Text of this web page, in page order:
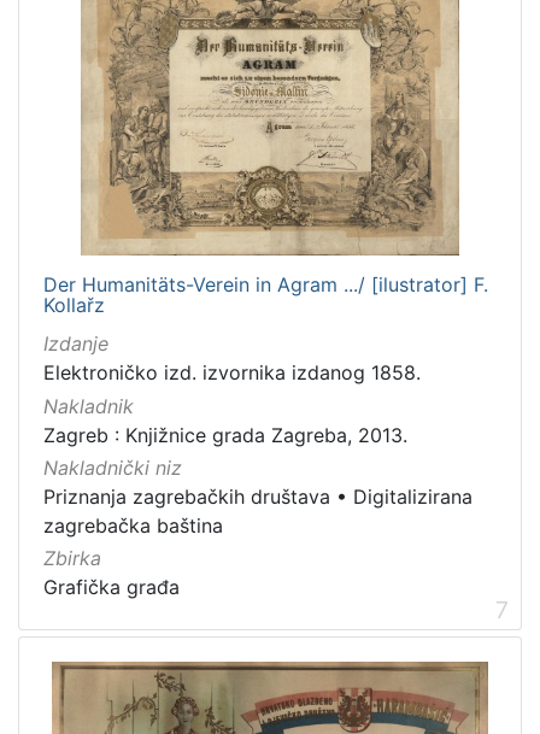
Der Humanitäts-Verein in Agram .../ [ilustrator] F.
Kollařz
Izdanje
Elektroničko izd. izvornika izdanog 1858.
Nakladnik
Zagreb : Knjižnice grada Zagreba, 2013.
Nakladnički niz
Priznanja zagrebačkih društava • Digitalizirana
zagrebačka baština
Zbirka
Grafička građa
7